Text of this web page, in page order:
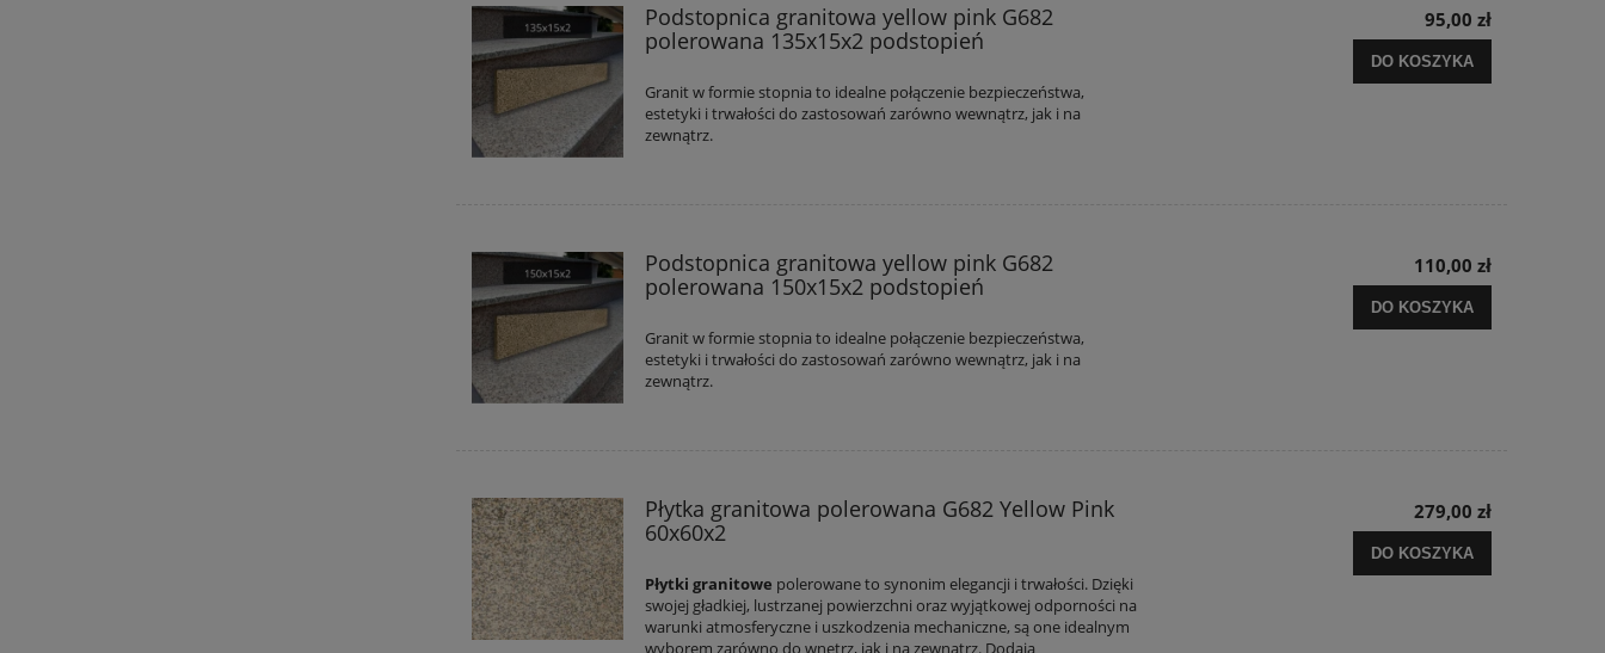
Podstopnica granitowa yellow pink G682
polerowana 135x15x2 podstopień
Granit w formie stopnia to idealne połączenie bezpieczeństwa,
estetyki i trwałości do zastosowań zarówno wewnątrz, jak i na
zewnątrz.
95,00 zł
DO KOSZYKA
Podstopnica granitowa yellow pink G682
polerowana 150x15x2 podstopień
Granit w formie stopnia to idealne połączenie bezpieczeństwa,
estetyki i trwałości do zastosowań zarówno wewnątrz, jak i na
zewnątrz.
110,00 zł
DO KOSZYKA
Płytka granitowa polerowana G682 Yellow Pink
60x60x2
Płytki granitowe polerowane to synonim elegancji i trwałości. Dzięki
swojej gładkiej, lustrzanej powierzchni oraz wyjątkowej odporności na
warunki atmosferyczne i uszkodzenia mechaniczne, są one idealnym
wyborem zarówno do wnętrz, jak i na zewnątrz. Dodają
279,00 zł
DO KOSZYKA